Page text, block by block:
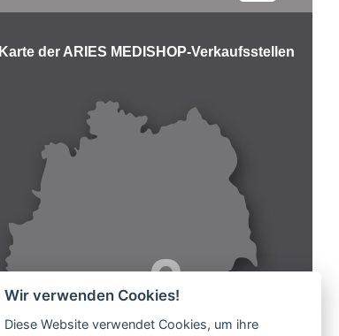
Karte der ARIES MEDISHOP-Verkaufsstellen
Wir verwenden Cookies!
Diese Website verwendet Cookies, um ihre